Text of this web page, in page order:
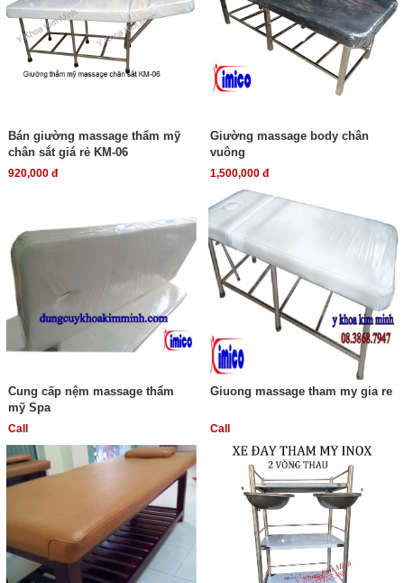
Bán giường massage thẩm mỹ
chân sắt giá rẻ KM-06
920,000 đ
Giường massage body chân
vuông
1,500,000 đ
Cung cấp nệm massage thẩm
mỹ Spa
Call
Giuong massage tham my gia re
Call